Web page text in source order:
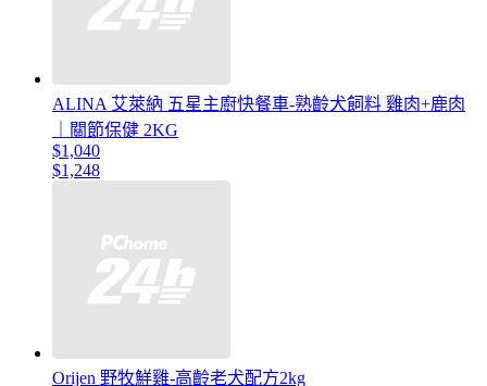
ALINA 艾萊納 五星主廚快餐車-熟齡犬飼料 雞肉+鹿肉
｜關節保健 2KG
$1,040
$1,248
Orijen 野牧鮮雞-高齡老犬配方2kg